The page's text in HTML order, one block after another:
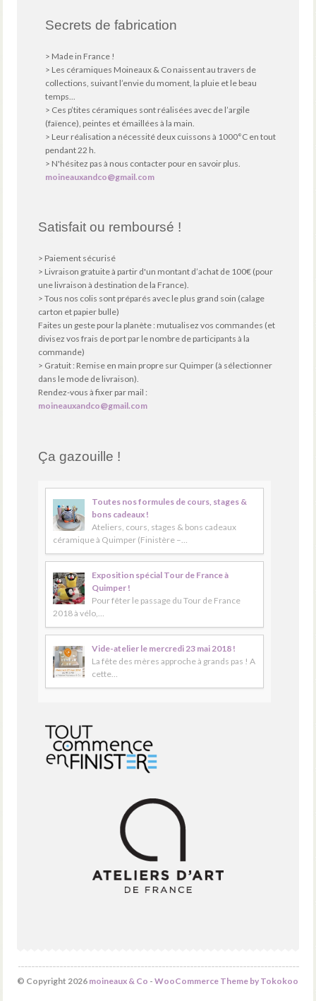
Secrets de fabrication
> Made in France !
> Les céramiques Moineaux & Co naissent au travers de
collections, suivant l’envie du moment, la pluie et le beau
temps...
> Ces p’tites céramiques sont réalisées avec de l’argile
(faïence), peintes et émaillées à la main.
> Leur réalisation a nécessité deux cuissons à 1000°C en tout
pendant 22 h.
> N'hésitez pas à nous contacter pour en savoir plus.
moineauxandco@gmail.com
Satisfait ou remboursé !
> Paiement sécurisé
> Livraison gratuite à partir d'un montant d’achat de 100€ (pour
une livraison à destination de la France).
> Tous nos colis sont préparés avec le plus grand soin (calage
carton et papier bulle)
Faites un geste pour la planète : mutualisez vos commandes (et
divisez vos frais de port par le nombre de participants à la
commande)
> Gratuit : Remise en main propre sur Quimper (à sélectionner
dans le mode de livraison).
Rendez-vous à fixer par mail :
moineauxandco@gmail.com
Ça gazouille !
Toutes nos formules de cours, stages &
bons cadeaux !
Ateliers, cours, stages & bons cadeaux
céramique à Quimper (Finistère –…
Exposition spécial Tour de France à
Quimper !
Pour fêter le passage du Tour de France
2018 à vélo,…
Vide-atelier le mercredi 23 mai 2018 !
La fête des mères approche à grands pas ! A
cette…
© Copyright 2026 moineaux & Co - WooCommerce Theme by Tokokoo